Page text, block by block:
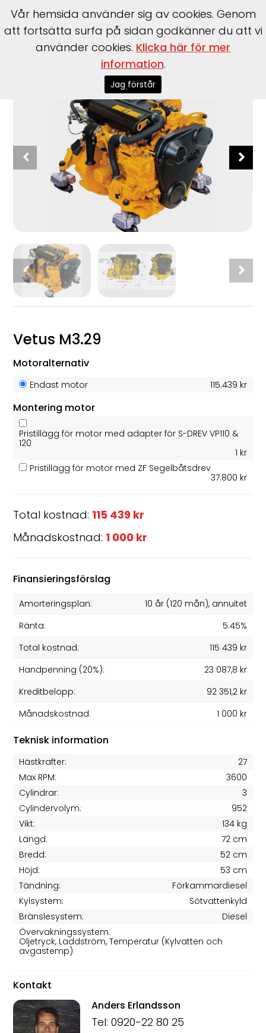
Inombordare>Vetus
Vetus M3.29
Motoralternativ
Endast motor 115.439 kr
Montering motor
Pristillägg för motor med adapter för S-DREV VP110 &
120
1 kr
Pristillägg för motor med ZF Segelbåtsdrev
37.800 kr
Total kostnad: 115 439 kr
Månadskostnad: 1 000 kr
Finansieringsförslag
Amorteringsplan: 10 år(120 mån), annuitet
Ränta:
5.45%
Total kostnad:
115 439 kr
Handpenning (20%):
23 087,8 kr
Kreditbelopp:
92 351,2 kr
Månadskostnad:
1 000 kr
Teknisk information
Hästkrafter:
27
Max RPM:
3600
Cylindrar:
3
Cylindervolym:
952
Vikt:
134 kg
Längd:
72 cm
Bredd:
52 cm
Höjd:
53 cm
Tändning:
Förkammardiesel
Kylsystem:
Sötvattenkyld
Bränslesystem:
Diesel
Övervakningssystem:
Oljetryck, Laddström, Temperatur (Kylvatten och
avgastemp)
Kontakt
Anders Erlandsson
Tel: 0920-22 80 25
Vår hemsida använder sig av cookies. Genom
att fortsätta surfa på sidan godkänner du att vi
använder cookies. Klicka här för mer
information.
Jag förstår